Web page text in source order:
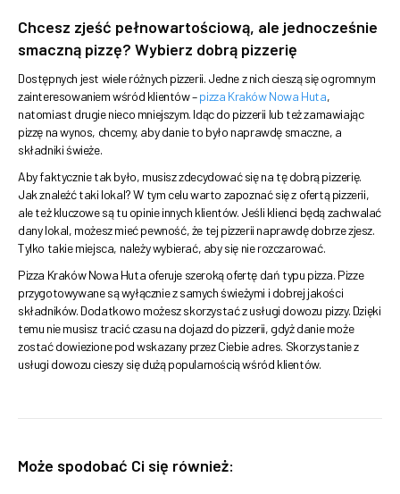
Chcesz zjeść pełnowartościową, ale jednocześnie
smaczną pizzę? Wybierz dobrą pizzerię
Dostępnych jest wiele różnych pizzerii. Jedne z nich cieszą się ogromnym
zainteresowaniem wśród klientów –pizza Kraków Nowa Huta,
natomiast drugie nieco mniejszym. Idąc do pizzerii lub też zamawiając
pizzę na wynos, chcemy, aby danie to było naprawdę smaczne, a
składniki świeże.
Aby faktycznie tak było, musisz zdecydować się na tę dobrą pizzerię.
Jak znaleźć taki lokal? W tym celu warto zapoznać się z ofertą pizzerii,
ale też kluczowe są tu opinie innych klientów. Jeśli klienci będą zachwalać
dany lokal, możesz mieć pewność, że tej pizzerii naprawdę dobrze zjesz.
Tylko takie miejsca, należy wybierać, aby się nie rozczarować.
Pizza Kraków Nowa Huta oferuje szeroką ofertę dań typu pizza. Pizze
przygotowywane są wyłącznie z samych świeżymi i dobrej jakości
składników. Dodatkowo możesz skorzystać z usługi dowozu pizzy. Dzięki
temu nie musisz tracić czasu na dojazd do pizzerii, gdyż danie może
zostać dowiezione pod wskazany przez Ciebie adres. Skorzystanie z
usługi dowozu cieszy się dużą popularnością wśród klientów.
Może spodobać Ci się również: